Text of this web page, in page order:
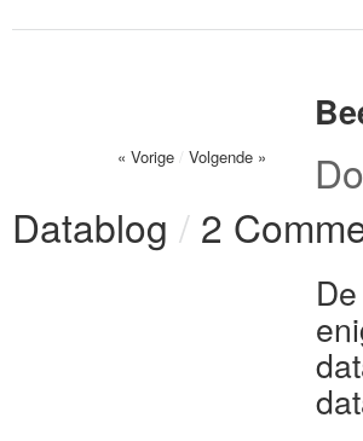
« Vorige / Volgende »
Datablog / 2